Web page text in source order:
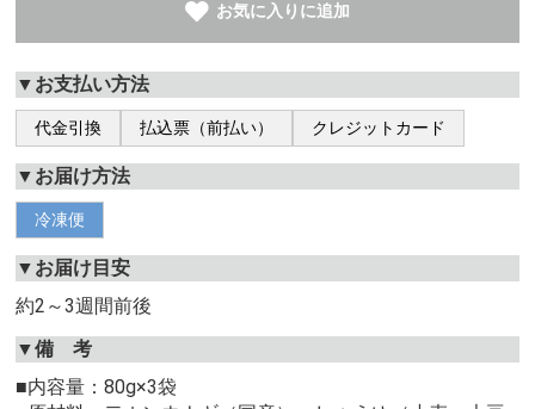
お気に入りに追加
▼お支払い方法
代金引換 払込票（前払い） クレジットカード
▼お届け方法
冷凍便
▼お届け目安
約2～3週間前後
▼備 考
■内容量：80g×3袋